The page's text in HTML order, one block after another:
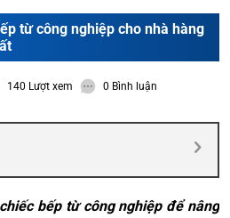
từ công nghiệp cho nhà hàng
140 Lượt xem 0 Bình luận
bếp từ công nghiệp để nâng